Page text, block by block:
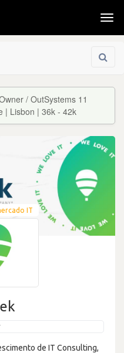
/ OutSystems 11
| Lisbon | 36k - 42k
IT
de IT Consulting,